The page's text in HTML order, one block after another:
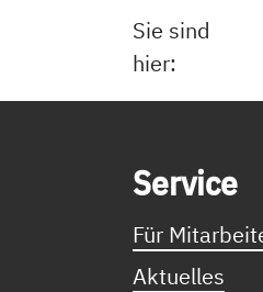
Sie sind
hier:
Ser­vice
Für
Aktuelles